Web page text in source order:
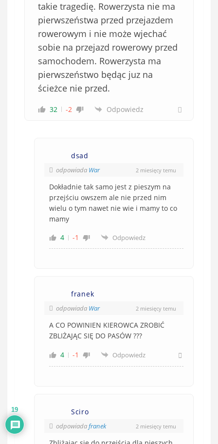
takie tragedię. Rowerzysta nie ma
pierwszeństwa przed przejazdem
rowerowym i nie może wjechać
sobie na przejazd rowerowy przed
samochodem. Rowerzysta ma
pierwszeństwo będąc juz na
ścieżce nie przed.
32 -2 Odpowiedz
dsad
odpowiada War 2 miesięcy temu
Dokładnie tak samo jest z pieszym na
przejściu owszem ale nie przed nim
wielu o tym nawet nie wie i mamy to co
mamy
4
-1 Odpowiedz
franek
odpowiada War 2 miesięcy temu
A CO POWINIEN KIEROWCA ZROBIĆ
ZBLIŻAJĄC SIĘ DO PASÓW ???
4 -1 Odpowiedz
Sciro
odpowiadafranek 2 miesięcy temu
19